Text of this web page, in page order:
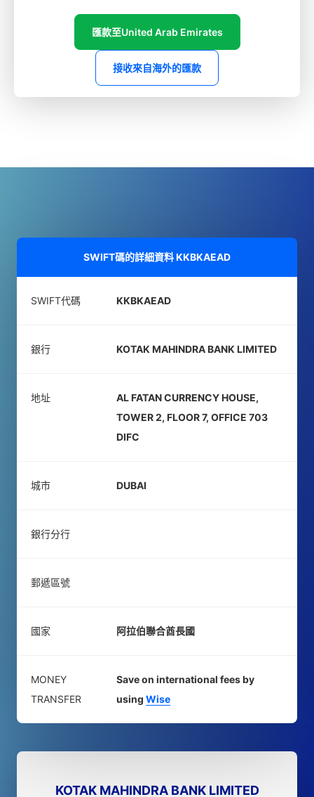
匯款至United Arab Emirates
接收來自海外的匯款
SWIFT碼的詳細資料KKBKAEAD
SWIFT代碼 KKBKAEAD
銀行 KOTAK MAHINDRA BANK LIMITED
地址
AL FATAN CURRENCY HOUSE,
TOWER 2, FLOOR 7, OFFICE 703
DIFC
城市 DUBAI
銀行分行
郵遞區號
國家 阿拉伯聯合酋長國
MONEY
TRANSFER
Save on international fees by
using Wise
KOTAK MAHINDRA BANK LIMITED